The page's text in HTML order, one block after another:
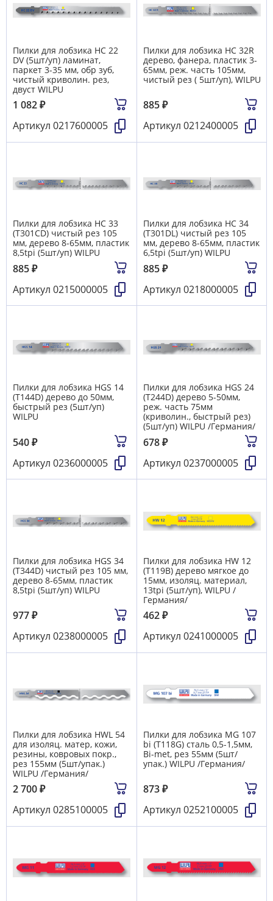
Пилки для лобзика HC 22
DV (5шт/уп) ламинат,
паркет 3-35 мм, обр зуб,
чистый криволин. рез,
двуст WILPU
1 082₽
Артикул 0217600005
Пилки для лобзика HC 32R
дерево, фанера, пластик 3-
65мм, реж. часть 105мм,
чистый рез ( 5шт/уп), WILPU
885₽
Артикул 0212400005
Пилки для лобзика HC 33
(T301CD) чистый рез 105
мм, дерево 8-65мм, пластик
8,5tpi (5шт/уп) WILPU
885₽
Артикул 0215000005
Пилки для лобзика HC 34
(T301DL) чистый рез 105
мм, дерево 8-65мм, пластик
6,5tpi (5шт/уп) WILPU
885₽
Артикул 0218000005
Пилки для лобзика HGS 14
(T144D) дерево до 50мм,
быстрый рез (5шт/уп)
WILPU
540₽
Артикул 0236000005
Пилки для лобзика HGS 24
(T244D) дерево 5-50мм,
реж. часть 75мм
(криволин., быстрый рез)
(5шт/уп) WILPU /Германия/
678₽
Артикул 0237000005
Пилки для лобзика HGS 34
(T344D) чистый рез 105 мм,
дерево 8-65мм, пластик
8,5tpi (5шт/уп) WILPU
977₽
Артикул 0238000005
Пилки для лобзика HW 12
(T119B) дерево мягкое до
15мм, изоляц. материал,
13tpi (5шт/уп), WILPU /
Германия/
462₽
Артикул 0241000005
Пилки для лобзика HWL 54
для изоляц. матер, кожи,
резины, ковровых покр.,
рез 155мм (5шт/упак.)
WILPU /Германия/
2 700₽
Артикул 0285100005
Пилки для лобзика MG 107
bi (Т118G) сталь 0,5-1,5мм,
Bi-met, рез 55мм (5шт/
упак.) WILPU /Германия/
873₽
Артикул 0252100005